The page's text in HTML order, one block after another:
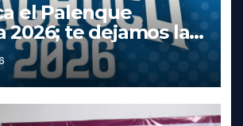
el Palenque
2026; te dejamos la
completa, las fechas